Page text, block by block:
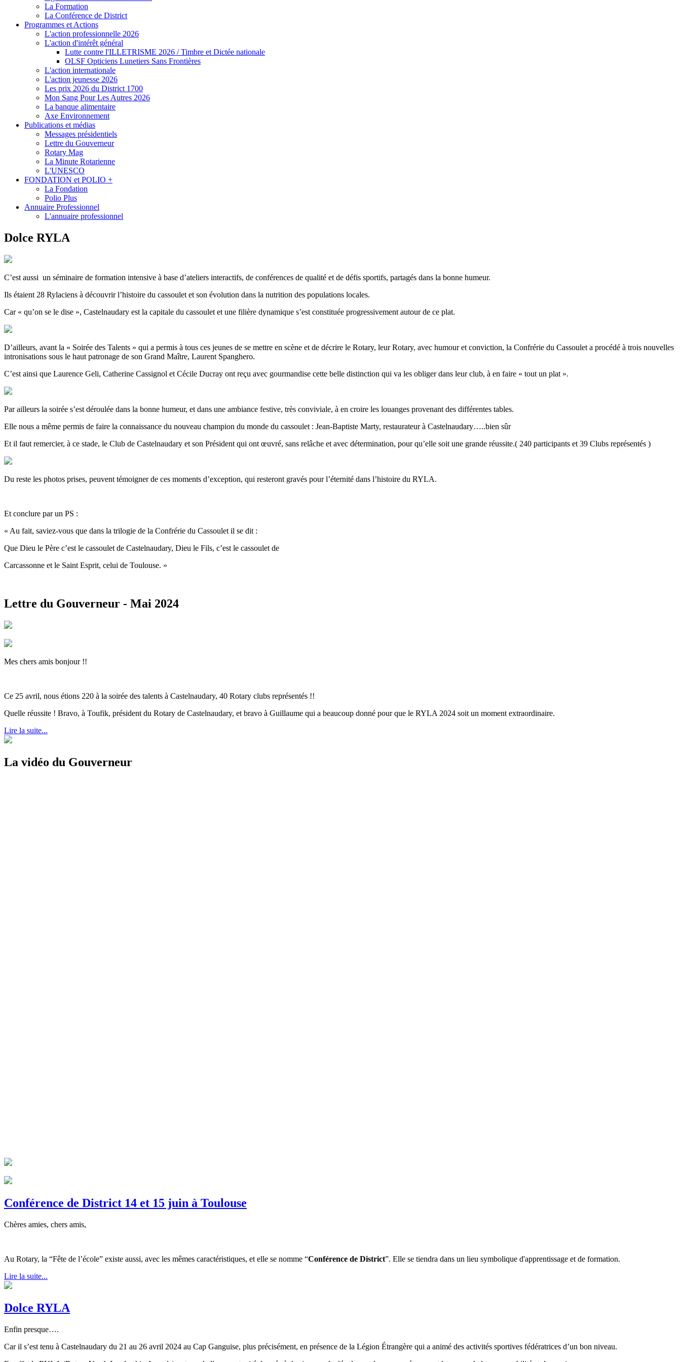
La Formation
La Conférence de District
Programmes et Actions
L'action professionnelle 2026
L'action d'intérêt général
Lutte contre l'ILLETRISME 2026 / Timbre et Dictée nationale
OLSF Opticiens Lunetiers Sans Frontières
L'action internationale
L'action jeunesse 2026
Les prix 2026 du District 1700
Mon Sang Pour Les Autres 2026
La banque alimentaire
Axe Environnement
Publications et médias
Messages présidentiels
Lettre du Gouverneur
Rotary Mag
La Minute Rotarienne
L'UNESCO
FONDATION et POLIO +
La Fondation
Polio Plus
Annuaire Professionnel
L'annuaire professionnel
Dolce RYLA
C’est aussi un séminaire de formation intensive à base d’ateliers interactifs, de conférences de qualité et de défis sportifs, partagés dans la bonne humeur.
Ils étaient 28 Rylaciens à découvrir l’histoire du cassoulet et son évolution dans la nutrition des populations locales.
Car « qu’on se le dise », Castelnaudary est la capitale du cassoulet et une filière dynamique s’est constituée progressivement autour de ce plat.
D’ailleurs, avant la « Soirée des Talents » qui a permis à tous ces jeunes de se mettre en scène et de décrire le Rotary, leur Rotary, avec humour et conviction, la Confrérie du Cassoulet a procédé à trois nouvelles
intronisations sous le haut patronage de son Grand Maître, Laurent Spanghero.
C’est ainsi que Laurence Geli, Catherine Cassignol et Cécile Ducray ont reçu avec gourmandise cette belle distinction qui va les obliger dans leur club, à en faire « tout un plat ».
Par ailleurs la soirée s’est déroulée dans la bonne humeur, et dans une ambiance festive, très conviviale, à en croire les louanges provenant des différentes tables.
Elle nous a même permis de faire la connaissance du nouveau champion du monde du cassoulet : Jean-Baptiste Marty, restaurateur à Castelnaudary…..bien sûr
Et il faut remercier, à ce stade, le Club de Castelnaudary et son Président qui ont œuvré, sans relâche et avec détermination, pour qu’elle soit une grande réussite.( 240 participants et 39 Clubs représentés )
Du reste les photos prises, peuvent témoigner de ces moments d’exception, qui resteront gravés pour l’éternité dans l’histoire du RYLA.
Et conclure par un PS :
« Au fait, saviez-vous que dans la trilogie de la Confrérie du Cassoulet il se dit :
Que Dieu le Père c’est le cassoulet de Castelnaudary, Dieu le Fils, c’est le cassoulet de
Carcassonne et le Saint Esprit, celui de Toulouse. »
Lettre du Gouverneur - Mai 2024
Mes chers amis bonjour !!
Ce 25 avril, nous étions 220 à la soirée des talents à Castelnaudary, 40 Rotary clubs représentés !!
Quelle réussite ! Bravo, à Toufik, président du Rotary de Castelnaudary, et bravo à Guillaume qui a beaucoup donné pour que le RYLA 2024 soit un moment extraordinaire.
Lire la suite...
La vidéo du Gouverneur
Conférence de District 14 et 15 juin à Toulouse
Chères amies, chers amis,
Au Rotary, la “Fête de l’école” existe aussi, avec les mêmes caractéristiques, et elle se nomme “Conférence de District”. Elle se tiendra dans un lieu symbolique d'apprentissage et de formation.
Lire la suite...
Dolce RYLA
Enfin presque….
Car il s’est tenu à Castelnaudary du 21 au 26 avril 2024 au Cap Ganguise, plus précisément, en présence de la Légion Étrangère qui a animé des activités sportives fédératrices d’un bon niveau.